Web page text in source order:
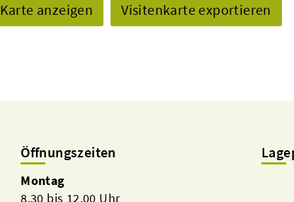
Karte anzeigen Visitenkarte exportieren
Öffnungszeiten
Montag
8.30 bis 12.00 Uhr